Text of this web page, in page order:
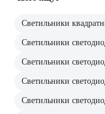
Светильники
Светильники
Светильники
Светильники
Светильники